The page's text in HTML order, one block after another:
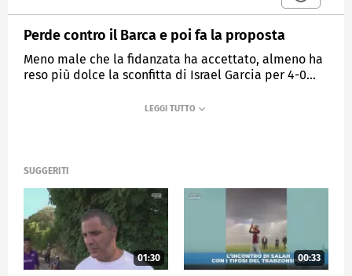
Perde contro il Barca e poi fa la proposta
Meno male che la fidanzata ha accettato, almeno ha
reso più dolce la sconfitta di Israel Garcia per 4-0…
SPORTMEDIASET
SUGGERITI
01:30 00:33